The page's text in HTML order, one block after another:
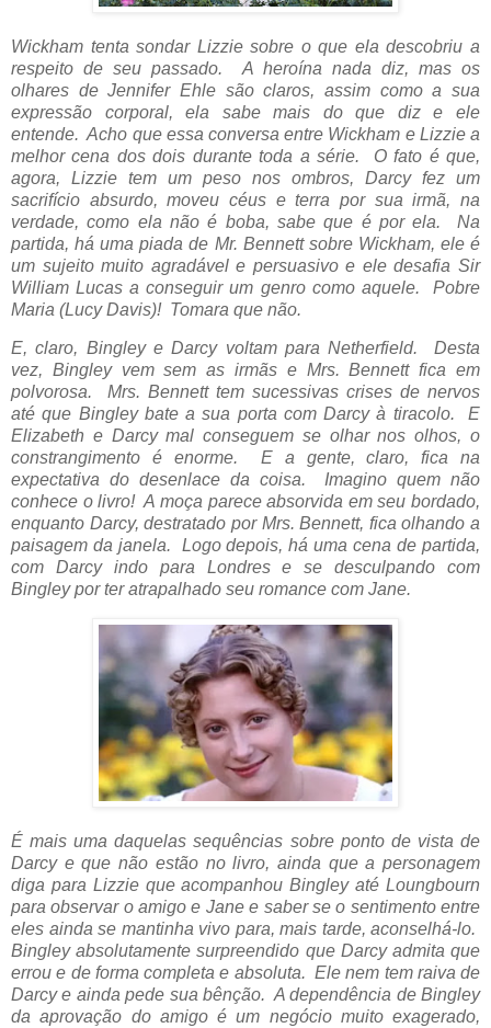
Wickham tenta sondar Lizzie sobre o que ela descobriu a
respeito de seu passado. A heroína nada diz, mas os
olhares de Jennifer Ehle são claros, assim como a sua
expressão corporal, ela sabe mais do que diz e ele
entende. Acho que essa conversa entre Wickham e Lizzie a
melhor cena dos dois durante toda a série. O fato é que,
agora, Lizzie tem um peso nos ombros, Darcy fez um
sacrifício absurdo, moveu céus e terra por sua irmã, na
verdade, como ela não é boba, sabe que é por ela. Na
partida, há uma piada de Mr. Bennett sobre Wickham, ele é
um sujeito muito agradável e persuasivo e ele desafia Sir
William Lucas a conseguir um genro como aquele. Pobre
Maria (Lucy Davis)! Tomara que não.
E, claro, Bingley e Darcy voltam para Netherfield. Desta
vez, Bingley vem sem as irmãs e Mrs. Bennett fica em
polvorosa. Mrs. Bennett tem sucessivas crises de nervos
até que Bingley bate a sua porta com Darcy à tiracolo. E
Elizabeth e Darcy mal conseguem se olhar nos olhos, o
constrangimento é enorme. E a gente, claro, fica na
expectativa do desenlace da coisa. Imagino quem não
conhece o livro! A moça parece absorvida em seu bordado,
enquanto Darcy, destratado por Mrs. Bennett, fica olhando a
paisagem da janela. Logo depois, há uma cena de partida,
com Darcy indo para Londres e se desculpando com
Bingley por ter atrapalhado seu romance com Jane.
É mais uma daquelas sequências sobre ponto de vista de
Darcy e que não estão no livro, ainda que a personagem
diga para Lizzie que acompanhou Bingley até Loungbourn
para observar o amigo e Jane e saber se o sentimento entre
eles ainda se mantinha vivo para, mais tarde, aconselhá-lo.
Bingley absolutamente surpreendido que Darcy admita que
errou e de forma completa e absoluta. Ele nem tem raiva de
Darcy e ainda pede sua bênção. A dependência de Bingley
da aprovação do amigo é um negócio muito exagerado,